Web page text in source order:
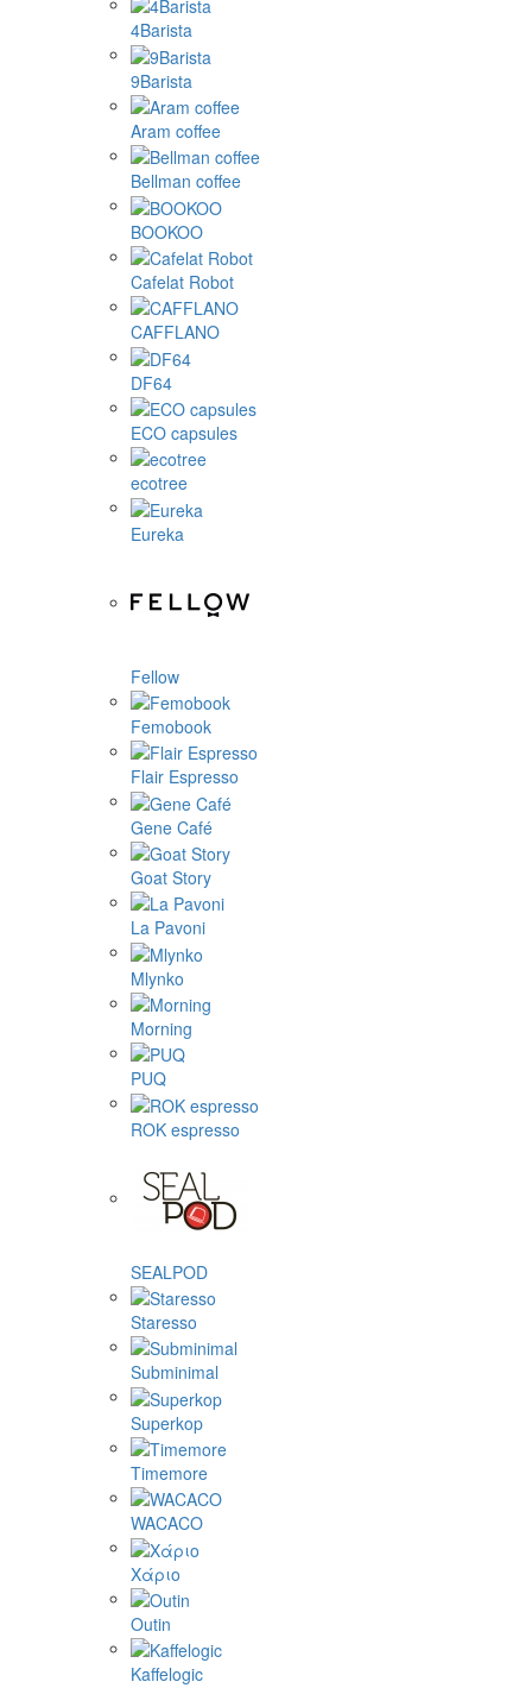
4Barista
9Barista
Aram coffee
Bellman coffee
BOOKOO
Cafelat Robot
CAFFLANO
DF64
ECO capsules
ecotree
Eureka
Fellow
Femobook
Flair Espresso
Gene Café
Goat Story
La Pavoni
Mlynko
Morning
PUQ
ROK espresso
SEALPOD
Staresso
Subminimal
Superkop
Timemore
WACACO
Χάριο
Outin
Kaffelogic